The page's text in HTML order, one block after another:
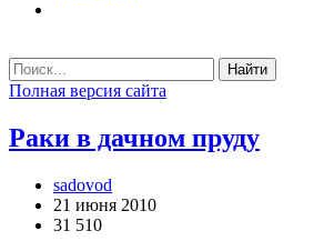
Найти
Полная версия сайта
Раки в дачном пруду
sadovod
21 июня 2010
31 510